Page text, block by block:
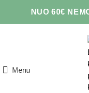
NUO 60€
Menu